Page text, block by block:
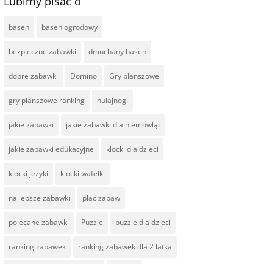
basen basen ogrodowy
bezpieczne zabawki dmuchany basen
dobre zabawki Domino Gry planszowe
gry planszowe ranking hulajnogi
jakie zabawki jakie zabawki dla niemowląt
jakie zabawki edukacyjne klocki dla dzieci
klocki jeżyki klocki wafelki
najlepsze zabawki plac zabaw
polecane zabawki Puzzle puzzle dla dzieci
ranking zabawek ranking zabawek dla 2 latka